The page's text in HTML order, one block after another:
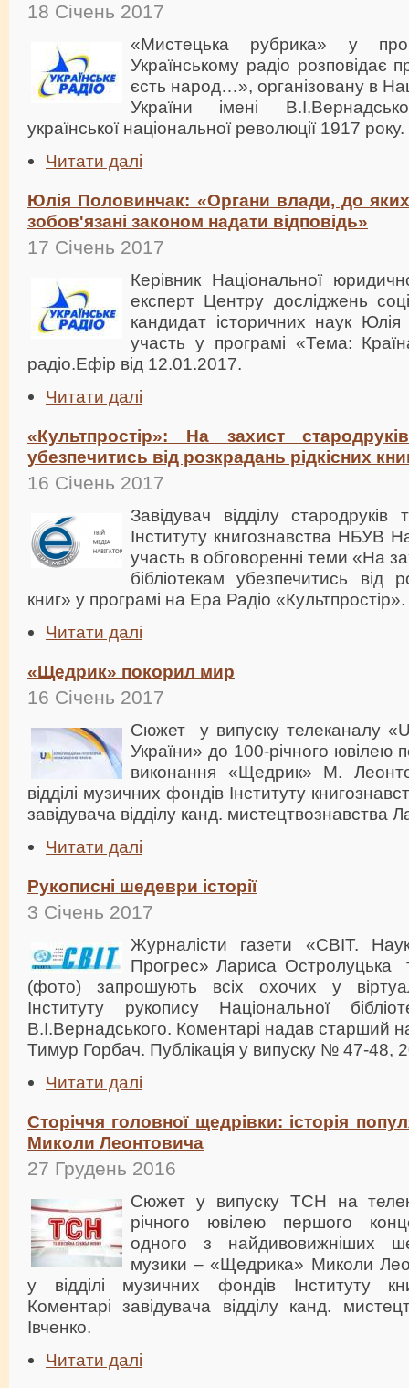
18 Січень 2017
«Мистецька рубрика» у
Українському радіо розповідає
єсть народ…», організовану в
України імені
української національної революції 1917
Читати далі
Юлія Половинчак: «Органи влади, до
зобов'язані законом надати відповідь»
17 Січень 2017
Керівник Національної
експерт Центру досліджень
кандидат історичних наук
участь у програмі «Тема:
радіо.Ефір від 12.01.2017.
Читати далі
«Культпростір»: На захист
убезпечитись від розкрадань рідкісних
16 Січень 2017
Завідувач відділу стародруків
Інституту книгознавства НБУВ
участь в обговоренні теми «На
бібліотекам убезпечитись від
книг» у програмі на Ера Радіо «Культпростір».
Читати далі
«Щедрик» покорил мир
16 Січень 2017
Сюжет у випуску телеканалу
України» до 100-річного ювілею
виконання «Щедрик» М.
відділі музичних фондів Інституту
завідувача відділу канд. мистецтвознавства
Читати далі
Рукописні шедеври історії
3 Січень 2017
Журналісти газети «СВІТ.
Прогрес» Лариса Остролуцька
(фото) запрошують всіх охочих у
Інституту рукопису Національної
В.І.Вернадського. Коментарі надав старший
Тимур Горбач. Публікація у випуску № 47-48,
Читати далі
Сторіччя головної щедрівки: історія
Миколи Леонтовича
27 Грудень 2016
Сюжет у випуску ТСН на
річного ювілею першого
одного з найдивовижніших
музики – «Щедрика» Миколи
у відділі музичних фондів Інституту
Коментарі завідувача відділу канд.
Івченко.
Читати далі